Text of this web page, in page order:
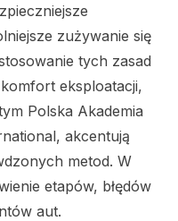
zużywanie się
tych zasad
eksploatacji,
Polska Akademia
akcentują
metod. W
etapów, błędów
aut.